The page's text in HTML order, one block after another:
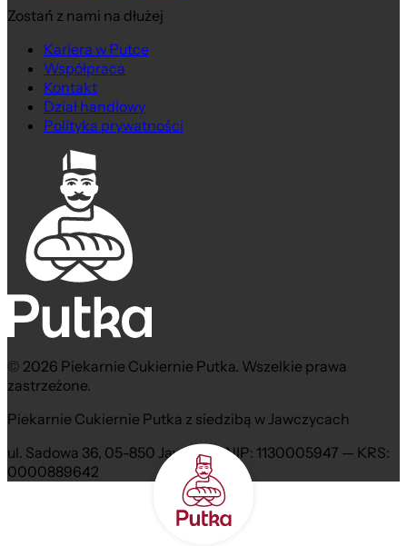
Zostań z nami na dłużej
Kariera w Putce
Współpraca
Kontakt
Dział handlowy
Polityka prywatności
© 2026 Piekarnie Cukiernie Putka. Wszelkie prawa
zastrzeżone.
Piekarnie Cukiernie Putka z siedzibą w Jawczycach
ul. Sadowa 36, 05-850 Jawczyce NIP: 1130005947 — KRS:
0000889642